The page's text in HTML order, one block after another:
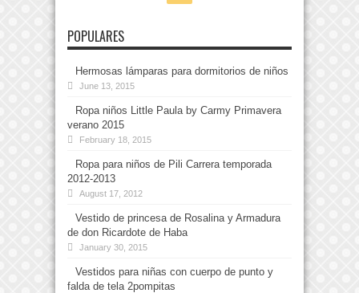
POPULARES
Hermosas lámparas para dormitorios de niños
June 13, 2015
Ropa niños Little Paula by Carmy Primavera
verano 2015
February 18, 2015
Ropa para niños de Pili Carrera temporada
2012-2013
August 17, 2012
Vestido de princesa de Rosalina y Armadura
de don Ricardote de Haba
January 30, 2015
Vestidos para niñas con cuerpo de punto y
falda de tela 2pompitas